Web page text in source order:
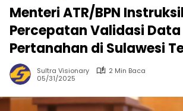
Menteri ATR/BPN
Percepatan Validasi Data
Pertanahan di Sulawesi
Sultra Visionary
2 Min Baca
05/31/2025